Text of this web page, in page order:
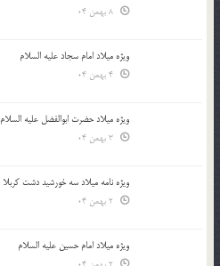
ویژه میلاد امام سجاد علیه السلام
ویژه میلاد حضرت ابوالفضل علیه السلام
ویژه نامه میلاد سه خورشید دشت کربلا
ویژه میلاد امام حسین علیه السلام